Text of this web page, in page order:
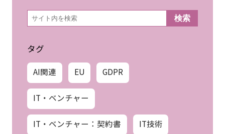
検
索 検索
タグ
AI関連 EU GDPR
IT・ベンチャー
IT・ベンチャー：契約書 IT技術